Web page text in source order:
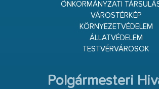
ÖNKORMÁNYZATI
VÁROSTÉRKÉP
KÖRNYEZETVÉDELEM
ÁLLATVÉDELEM
TESTVÉRVÁROSOK
Polgármesteri